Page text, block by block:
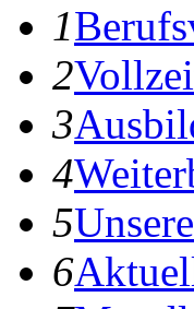
1B
2V
3A
4W
5U
6A